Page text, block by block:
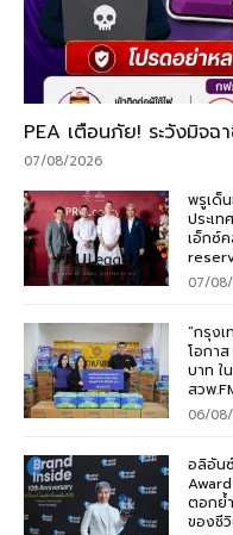
PEA เตือนภัย! ระวังมิจฉ
07/08/2026
พรูเด็
ประเ
เอ็กซ์
07/
“กรุง
โอกา
บาท ใ
สวพ
06/
อลิอัน
ตอกย้
ของชี